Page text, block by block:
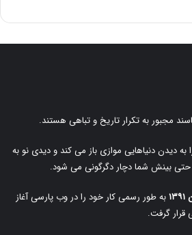
مجبور به تکرار تاریخ و تباهی هستند.
دیدن دنیاهایی موازی باز می کند و دیدی نو به
بینش شما دچار دگرگونی می شود.
به طور رسمی کار خود را در وب پارسی آغاز
قرار گرفت.